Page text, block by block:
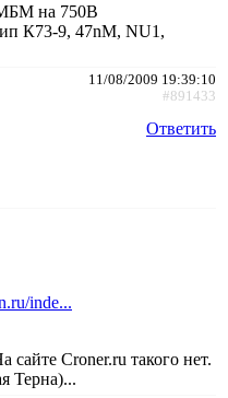
на 750В
К73-9, 47nM, NU1,
11/08/2009 19:39:10
#891433
Ответить
inde...
Croner.ru такого нет.
Терна)...